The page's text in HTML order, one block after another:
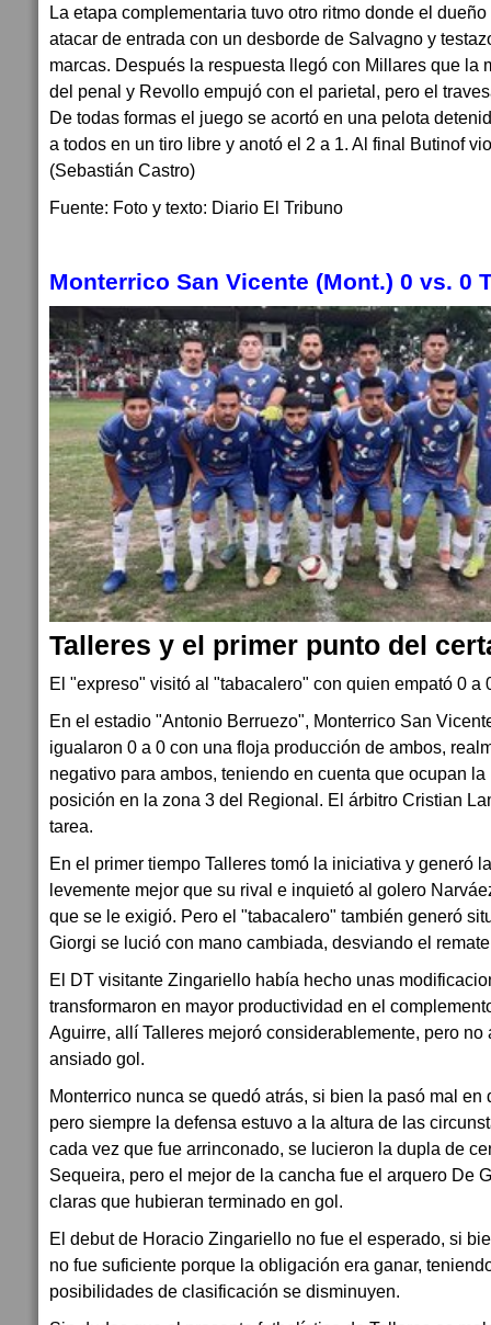
La etapa complementaria tuvo otro ritmo donde el
atacar de entrada con un desborde de Salvagno y
marcas. Después la respuesta llegó con Millares que la
del penal y Revollo empujó con el parietal, pero el
De todas formas el juego se acortó en una pelota
a todos en un tiro libre y anotó el 2 a 1. Al final Butinof
(Sebastián Castro)
Fuente: Foto y texto: Diario El Tribuno
Monterrico San Vicente (Mont.) 0 vs. 0
Talleres y el primer punto del
El "expreso" visitó al "tabacalero" con quien empató 0 a
En el estadio "Antonio Berruezo", Monterrico San
igualaron 0 a 0 con una floja producción de ambos,
negativo para ambos, teniendo en cuenta que ocupan
posición en la zona 3 del Regional. El árbitro Cristian
tarea.
En el primer tiempo Talleres tomó la iniciativa y generó
levemente mejor que su rival e inquietó al golero
que se le exigió. Pero el "tabacalero" también generó
Giorgi se lució con mano cambiada, desviando el
El DT visitante Zingariello había hecho unas
transformaron en mayor productividad en el
Aguirre, allí Talleres mejoró considerablemente, pero no
ansiado gol.
Monterrico nunca se quedó atrás, si bien la pasó mal en
pero siempre la defensa estuvo a la altura de las
cada vez que fue arrinconado, se lucieron la dupla de
Sequeira, pero el mejor de la cancha fue el arquero De
claras que hubieran terminado en gol.
El debut de Horacio Zingariello no fue el esperado, si
no fue suficiente porque la obligación era ganar,
posibilidades de clasificación se disminuyen.